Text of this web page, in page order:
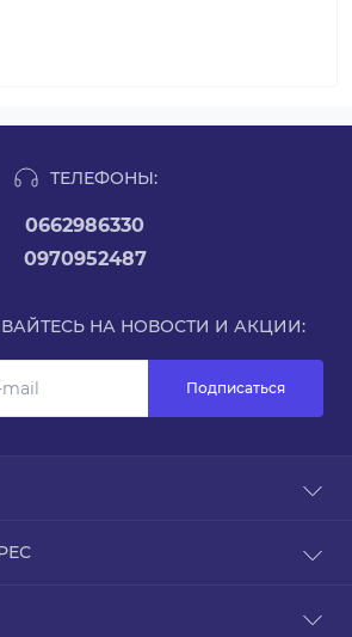
ТЕЛЕФОНЫ:
0662986330
0970952487
НА НОВОСТИ И АКЦИИ:
Подписаться